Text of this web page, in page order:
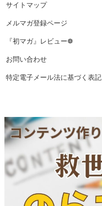
サイトマップ
メルマガ登録ページ
『初マガ』レビュー❁
お問い合わせ
特定電子メール法に基づく表記